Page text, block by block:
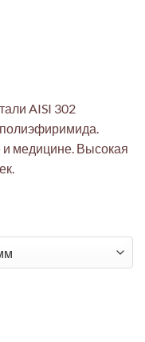
AISI 302
и медицине. Высокая